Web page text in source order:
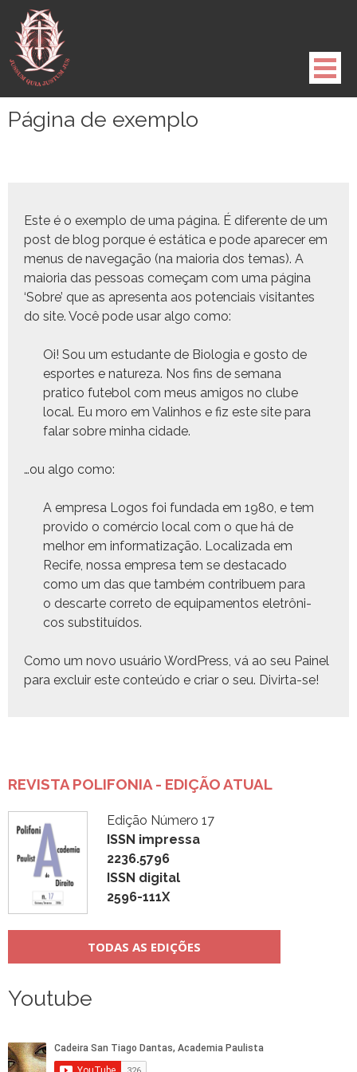
para
conteúdo
Página de exemplo
Este é o exem­p­lo de uma pági­na. É difer­ente de um
post de blog porque é estáti­ca e pode apare­cer em
menus de nave­g­ação (na maio­r­ia dos temas). A
maio­r­ia das pes­soas começam com uma pági­na
‘Sobre’ que as apre­sen­ta aos poten­ci­ais vis­i­tantes
do site. Você pode usar algo como:
Oi! Sou um estu­dante de Biolo­gia e gos­to de
esportes e natureza. Nos fins de sem­ana
prati­co fute­bol com meus ami­gos no clube
local. Eu moro em Val­in­hos e fiz este site para
falar sobre min­ha cidade.
…ou algo como:
A empre­sa Logos foi fun­da­da em 1980, e tem
provi­do o comér­cio local com o que há de
mel­hor em informa­ti­za­ção. Local­iza­da em
Recife, nos­sa empre­sa tem se desta­ca­do
como um das que tam­bém con­tribuem para
o descarte cor­re­to de equipa­men­tos eletrôni­
cos substituídos.
Como um novo usuário Word­Press, vá ao seu Painel
para excluir este con­teú­do e cri­ar o seu. Divirta-se!
REVISTA POLIFONIA - EDIÇÃO ATUAL
Edição Número 17
ISSN impressa
2236.5796
ISSN digital
2596-111X
TODAS AS EDIÇÕES
Youtube